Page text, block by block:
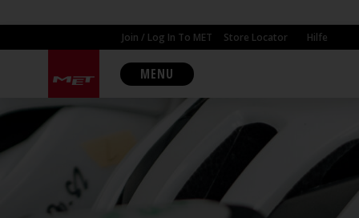
MENU
Join / Log In To MET Store Locator Hilfe